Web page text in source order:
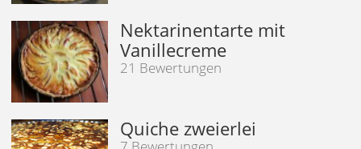
Nektarinentarte mit
Vanillecreme
21 Bewertungen
Quiche zweierlei